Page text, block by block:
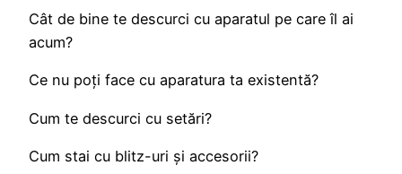
Cât de bine te descurci cu aparatul pe care îl ai
acum?
Ce nu poți face cu aparatura ta existentă?
Cum te descurci cu setări?
Cum stai cu blitz-uri și accesorii?